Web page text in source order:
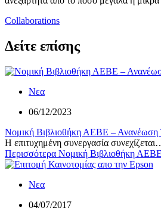
Collaborations
Δείτε επίσης
Νεα
06/12/2023
Νομική Βιβλιοθήκη ΑΕΒΕ – Ανανέωση
Η επιτυχημένη συνεργασία
Περισσότερα Νομική Βιβλιοθήκη
Νεα
04/07/2017